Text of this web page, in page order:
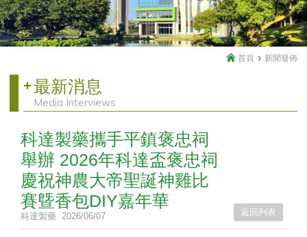
最新消息
Media Interviews
首頁 新聞發佈
科達製藥攜手平鎮褒忠祠
舉辦 2026年科達盃褒忠祠
慶祝神農大帝聖誕神雞比
賽曁香包DIY嘉年華
科達製藥 2026/06/07 返回列表